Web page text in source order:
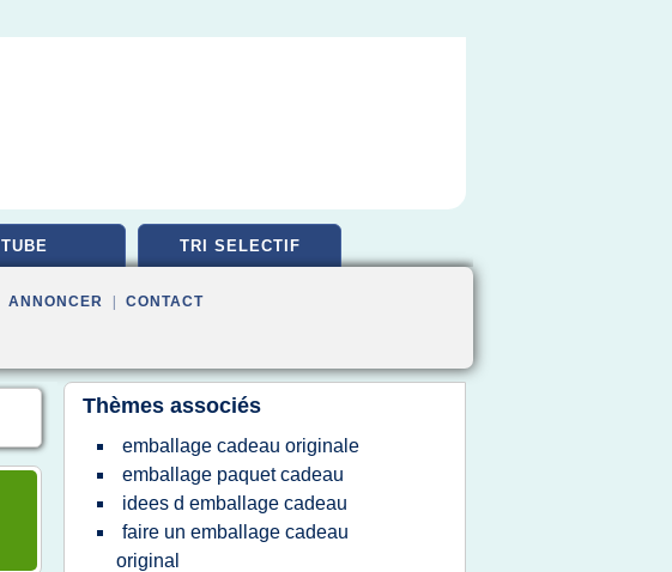
TUBE TRI SELECTIF
ANNONCER CONTACT
Thèmes associés
emballage cadeau originale
emballage paquet cadeau
idees d emballage cadeau
faire un emballage cadeau
original